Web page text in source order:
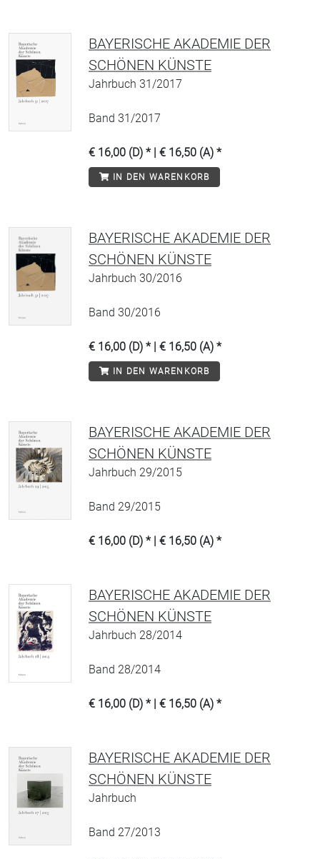
BAYERISCHE AKADEMIE DER
SCHÖNEN KÜNSTE
Jahrbuch 31/2017
Band 31/2017
€ 16,00 (D) * | € 16,50 (A) *
IN DEN WARENKORB
BAYERISCHE AKADEMIE DER
SCHÖNEN KÜNSTE
Jahrbuch 30/2016
Band 30/2016
€ 16,00 (D) * | € 16,50 (A) *
IN DEN WARENKORB
BAYERISCHE AKADEMIE DER
SCHÖNEN KÜNSTE
Jahrbuch 29/2015
Band 29/2015
€ 16,00 (D) * | € 16,50 (A) *
BAYERISCHE AKADEMIE DER
SCHÖNEN KÜNSTE
Jahrbuch 28/2014
Band 28/2014
€ 16,00 (D) * | € 16,50 (A) *
BAYERISCHE AKADEMIE DER
SCHÖNEN KÜNSTE
Jahrbuch
Band 27/2013